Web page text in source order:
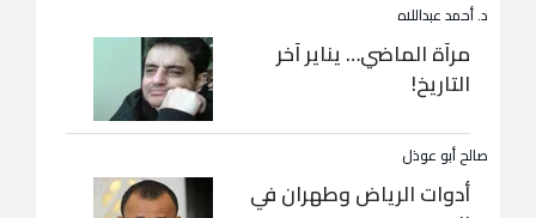
د. أحمد عبداللاه
مرآة الماضي… يناير آخر
التاريخ!
صالح أبو عوذل
أدوات الرياض وطهران في